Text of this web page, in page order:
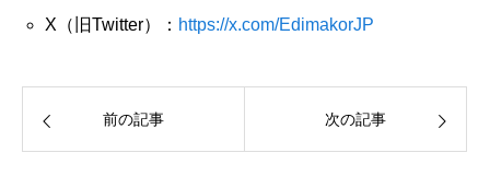
X（旧Twitter）： https://x.com/EdimakorJP
前の記事 次の記事